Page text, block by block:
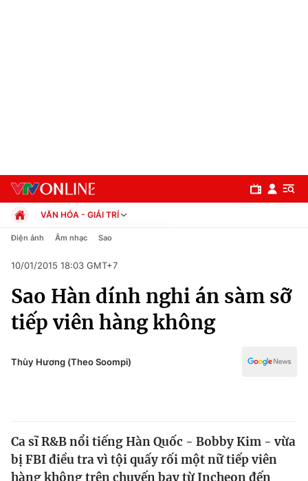
Chuyên mục
Chính trị
Thế giới
VĂN HÓA - GIẢI TRÍ
Chính trị
Pháp luật
Kinh tế
Thể thao
Truyền hình
Y tế
Điện ảnh Âm nhạc Sao
10/01/2015 18:03 GMT+7
Sao Hàn dính nghi án sàm sỡ
tiếp viên hàng không
Thùy Hương (Theo Soompi)
Ca sĩ R&B nổi tiếng Hàn Quốc - Bobby Kim - vừa
bị FBI điều tra vì tội quấy rối một nữ tiếp viên
hàng không trên chuyến bay từ Incheon đến